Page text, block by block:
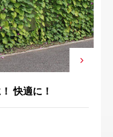
快適に！